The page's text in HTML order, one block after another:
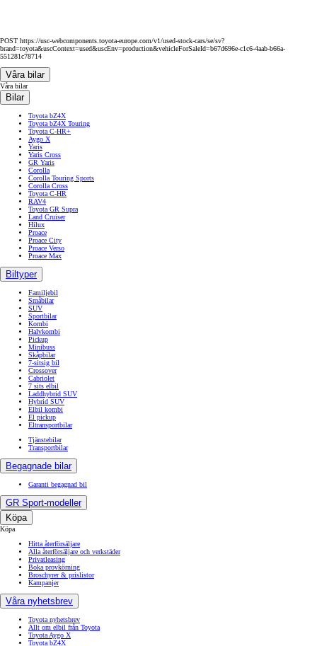
POST https://usc-webcomponents.toyota-europe.com/v1/used-stock-cars/se/sv?
brand=toyota&uscContext=used&uscEnv=production&vehicleForSaleId=b67d696e-c1c6-4aab-b66a-
551281c78714
Våra bilar
Våra bilar
Bilar
Toyota bZ4X
Toyota bZ4X Touring
Toyota C-HR+
Aygo X
Yaris
Yaris Cross
GR Yaris
Corolla
Corolla Touring Sports
Corolla Cross
Toyota C-HR
RAV4
Toyota GR Supra
Land Cruiser
Hilux
Proace
Proace City
Proace Verso
Proace Max
Biltyper
Familjebil
Småbilar
SUV
Sportbilar
Kombi
Halvkombi
Pickup
Minibuss
Skåpbilar
7-sitsig bil
Crossover
Cabriolet
7 sits elbil
Laddhybrid SUV
Hybrid SUV
Elbil kombi
El pickup
Eltransportbilar
Tjänstebilar
Transportbilar
Begagnade bilar
Garanti begagnad bil
GR Sport-modeller
Köpa
Köpa
Hitta återförsäljare
Alla återförsäljare och verkstäder
Privatleasing
Boka provkörning
Broschyrer & prislistor
Kampanjer
Våra nyhetsbrev
Toyota nyhetsbrev
Allt om elbil från Toyota
Toyota Aygo X
Toyota bZ4X